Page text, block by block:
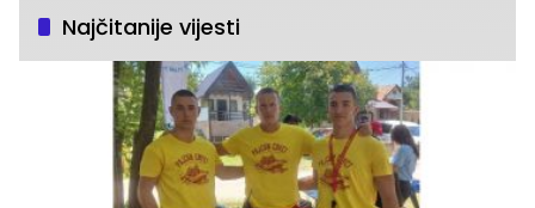
Najčitanije vijesti